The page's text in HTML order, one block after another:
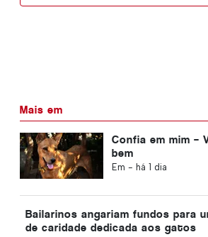
Mais em
Confia em mim –
bem
Em - há 1 dia
Bailarinos angariam fundos para
de caridade dedicada aos gatos